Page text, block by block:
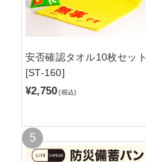
安否確認タオル10枚セット
[ST-160]
¥2,750 (税込)